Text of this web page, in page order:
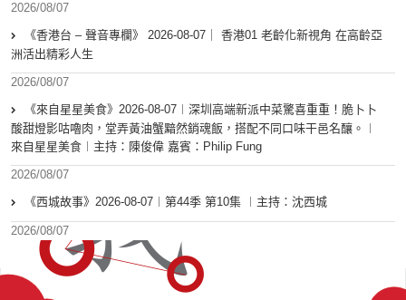
2026/08/07
《香港台 – 聲音專欄》 2026-08-07｜ 香港01 老齡化新視角 在高齡亞
洲活出精彩人生
2026/08/07
《來自星星美食》2026-08-07︱深圳高端新派中菜驚喜重重！脆卜卜
酸甜燈影咕嚕肉，堂弄黃油蟹黯然銷魂飯，搭配不同口味干邑名釀。︱
來自星星美食︱主持：陳俊偉 嘉賓：Philip Fung
2026/08/07
《西城故事》2026-08-07︱第44季 第10集 ︱主持：沈西城
2026/08/07